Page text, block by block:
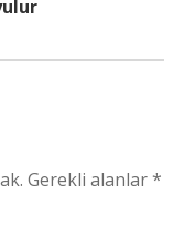
Gerekli alanlar*